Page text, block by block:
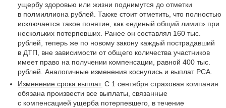
ущербу здоровью или жизни поднимутся до отметки
в полмиллиона рублей. Также стоит отметить, что полностью
исключается такое понятие, как «единый общий лимит» при
нескольких потерпевших. Ранее он составлял 160 тыс.
рублей, теперь же по новому закону каждый пострадавший
в ДТП, вне зависимости от общего количества участников
имеет право на получении компенсации, равной 400 тыс.
рублей. Аналогичные изменения коснулись и выплат РСА.
Изменение срока выплат. С 1 сентября страховая компания
обязана произвести все выплаты, связанные
с компенсацией ущерба потерпевшего, в течение